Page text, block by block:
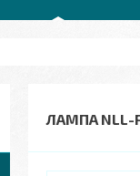
ЛАМПА NLL-